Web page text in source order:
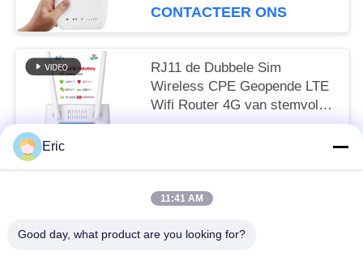
CONTACTEER ONS
RJ11 de Dubbele Sim
Wireless CPE Geopende LTE
Wifi Router 4G van stemvolte
met Batterij
Eric
11:41 AM
Good day, what product are you looking for?